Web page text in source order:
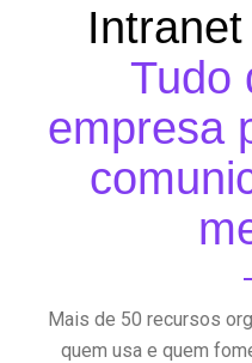
Tudo
empresa
Mais de 50 recursos
quem usa e quem